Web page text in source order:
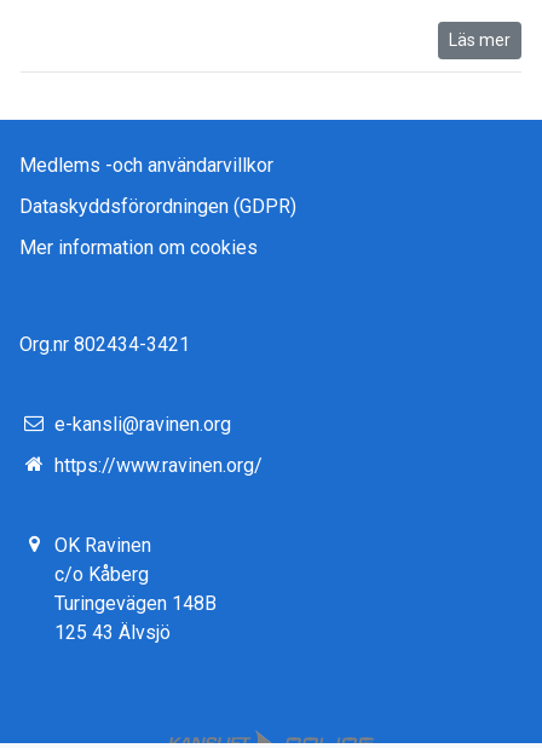
Läs mer
Medlems -och användarvillkor
Dataskyddsförordningen (GDPR)
Mer information om cookies
Org.nr 802434-3421
e-kansli@ravinen.org
https://www.ravinen.org/
OK Ravinen
c/o Kåberg
Turingevägen 148B
125 43 Älvsjö